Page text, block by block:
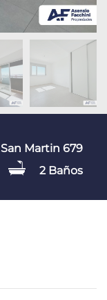
San Martin 679
2 Baños